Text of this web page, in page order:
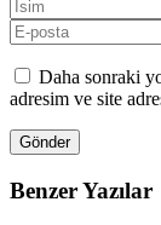
Daha sonraki
adresim ve site
Gönder
Benzer Yazılar